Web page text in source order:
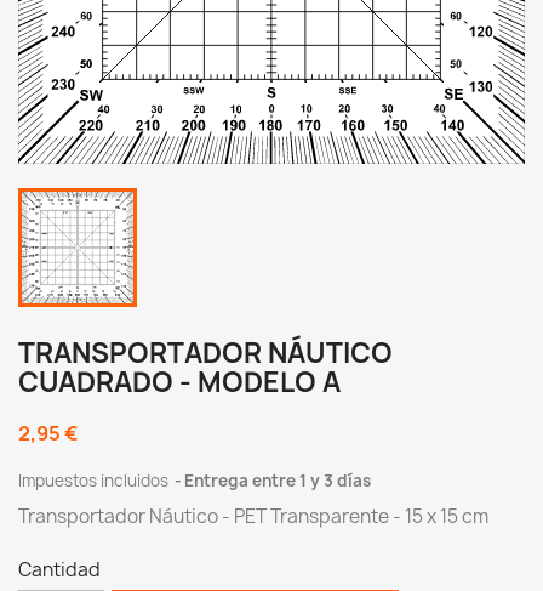
TRANSPORTADOR NÁUTICO
CUADRADO - MODELO A
2,95 €
Impuestos incluidos Entrega entre 1 y 3 días
Transportador Náutico - PET Transparente - 15 x 15 cm
Cantidad